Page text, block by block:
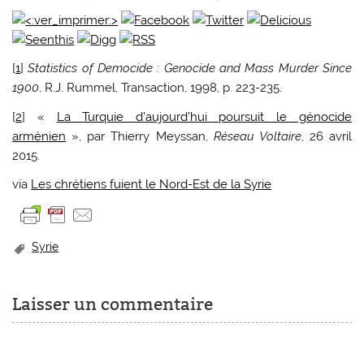
[1]Statistics of Democide : Genocide and Mass Murder Since
1900, R.J. Rummel, Transaction, 1998, p. 223-235.
[2] « La Turquie d’aujourd’hui poursuit le génocide
arménien », par Thierry Meyssan, Réseau Voltaire, 26 avril
2015.
via Les chrétiens fuient le Nord-Est de la Syrie
Syrie
Laisser un commentaire